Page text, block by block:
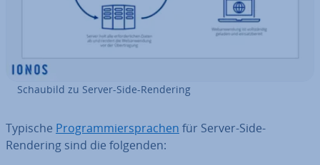
Schaubild zu Server-Side-Rendering
Typische Pro­gram­mier­spra­chen für Server-Side-
Rendering sind die folgenden: